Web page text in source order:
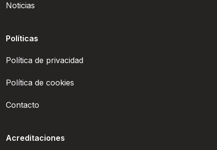
Noticias
Políticas
Política de privacidad
Política de cookies
Contacto
Acreditaciones